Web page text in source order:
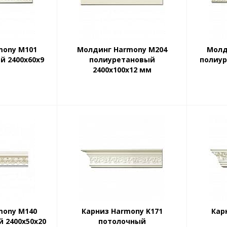
М101
2400х60х9
Молдинг Harmony М204
полиуретановый
2400х100х12 мм
М140
Карниз Harmony K171
потолочный